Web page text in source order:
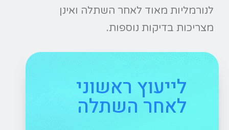
לנורמליות מאוד לאחר השתלה ואינן
מצריכות בדיקות נוספות.
לייעוץ ראשוני
לאחר השתלה